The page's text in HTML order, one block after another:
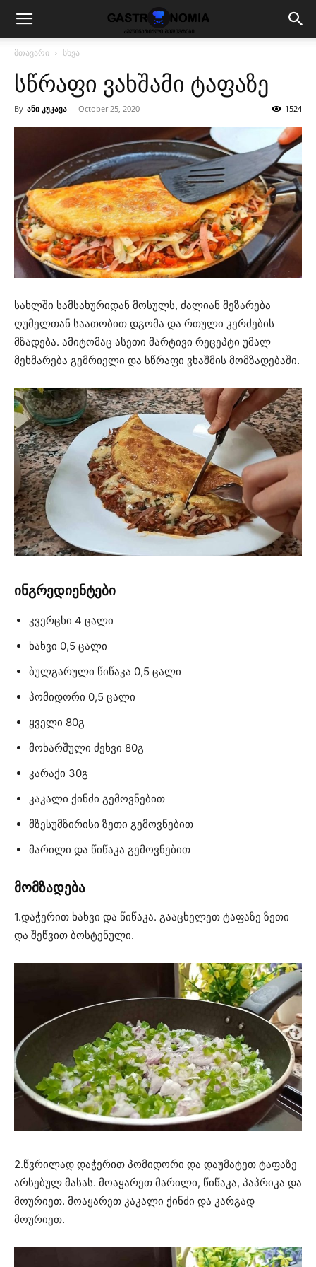
მთავარი სხვა
სწრაფი ვახშამი ტაფაზე
By ანი კუკავა - October 25, 2020 1524
სახლში სამსახურიდან მოსულს, ძალიან მეზარება
ღუმელთან საათობით დგომა და რთული კერძების
მზადება. ამიტომაც ასეთი მარტივი რეცეპტი უმალ
მეხმარება გემრიელი და სწრაფი ვხაშმის მომზადებაში.
ინგრედიენტები
კვერცხი 4 ცალი
ხახვი 0,5 ცალი
ბულგარული წიწაკა 0,5 ცალი
პომიდორი 0,5 ცალი
ყველი 80გ
მოხარშული ძეხვი 80გ
კარაქი 30გ
კაკალი ქინძი გემოვნებით
მზესუმზირისი ზეთი გემოვნებით
მარილი და წიწაკა გემოვნებით
მომზადება
1.დაჭერით ხახვი და წიწაკა. გააცხელეთ ტაფაზე ზეთი
და შეწვით ბოსტენული.
2.წვრილად დაჭერით პომიდორი და დაუმატეთ ტაფაზე
არსებულ მასას. მოაყარეთ მარილი, წიწაკა, პაპრიკა და
მოურიეთ. მოაყარეთ კაკალი ქინძი და კარგად
მოურიეთ.